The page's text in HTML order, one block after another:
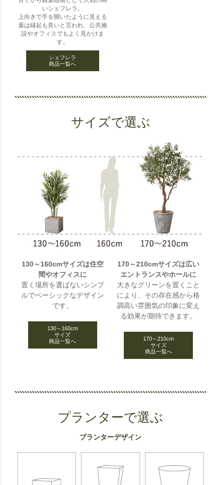
いシェフレラ。
上向きで手を開いたように見える
葉は縁起も良いと言われ、公共施
設やオフィスでもよく見かけま
す。
シェフレラ
商品一覧へ
サイズで選ぶ
130～160cmサイズは住空
間やオフィスに
置く場所を選ばないシンプ
ルでベーシックなデザイン
です。
130～160cm
サイズ
商品一覧へ
170～210cmサイズは広い
エントランスやホールに
大きなグリーンを置くこと
により、その存在感から格
調高い雰囲気の印象に変え
る効果が期待できます。
170～210cm
サイズ
商品一覧へ
プランターで選ぶ
プランターデザイン